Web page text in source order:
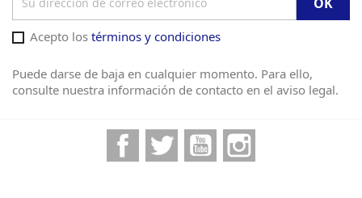
Acepto los términos y condiciones
Puede darse de baja en cualquier momento. Para ello,
consulte nuestra información de contacto en el aviso legal.
FacebookTwitter YouTube